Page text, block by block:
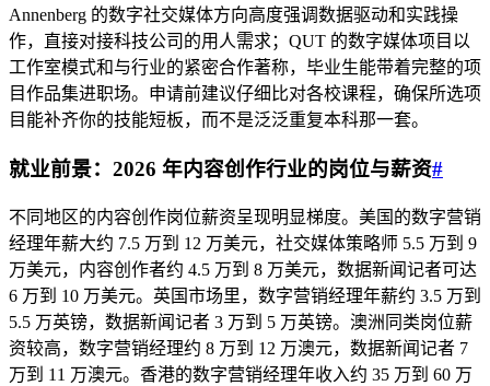
Annenberg 的数字社交媒体方向高度强调数据驱动和实践操
作，直接对接科技公司的用人需求；QUT 的数字媒体项目以
工作室模式和与行业的紧密合作著称，毕业生能带着完整的项
目作品集进职场。申请前建议仔细比对各校课程，确保所选项
目能补齐你的技能短板，而不是泛泛重复本科那一套。
就业前景：2026 年内容创作行业的岗位与薪资#
不同地区的内容创作岗位薪资呈现明显梯度。美国的数字营销
经理年薪大约 7.5 万到 12 万美元，社交媒体策略师 5.5 万到 9
万美元，内容创作者约 4.5 万到 8 万美元，数据新闻记者可达
6 万到 10 万美元。英国市场里，数字营销经理年薪约 3.5 万到
5.5 万英镑，数据新闻记者 3 万到 5 万英镑。澳洲同类岗位薪
资较高，数字营销经理约 8 万到 12 万澳元，数据新闻记者 7
万到 11 万澳元。香港的数字营销经理年收入约 35 万到 60 万